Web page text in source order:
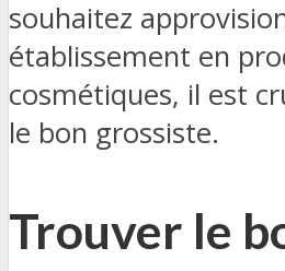
souhaitez
établissement en
cosmétiques, il est
le bon grossiste.
Trouver le